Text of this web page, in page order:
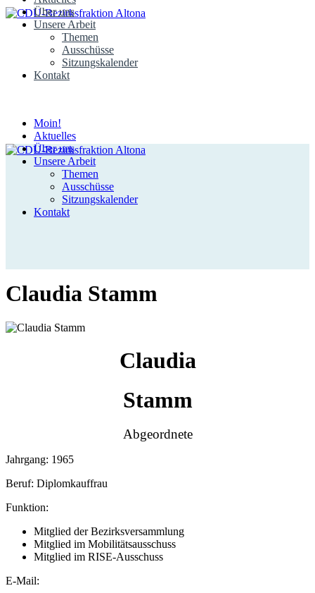
Über uns
Unsere Arbeit
Themen
Ausschüsse
Sitzungskalender
Kontakt
Moin!
Aktuelles
Über uns
Unsere Arbeit
Themen
Ausschüsse
Sitzungskalender
Kontakt
Claudia Stamm
Claudia
Stamm
Abgeordnete
Jahrgang: 1965
Beruf: Diplomkauffrau
Funktion:
Mitglied der Bezirksversammlung
Mitglied im Mobilitätsausschuss
Mitglied im RISE-Ausschuss
E-Mail: